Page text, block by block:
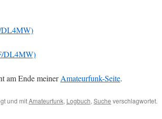
DL4MW)
DL4MW)
am Ende meinerAmateurfunk-Seite.
und mitAmateurfunk, Logbuch, Suche verschlagwortet.